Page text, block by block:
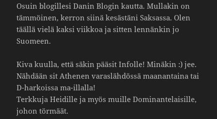
Osuin blogil­lesi Danin Blogin kautta. Mullakin on
tämmöinen, kerron siinä kesäs­täni Saksassa. Olen
täällä vielä kaksi viikkoa ja sitten lennänkin jo
Suomeen.
Kiva kuulla, että säkin pääsit Infolle! Minäkin :) jee.
Nähdään sit Athenen varas­läh­dössä maanan­taina tai
D-harkoissa ma-illalla!
Terk­kuja Heidille ja myös muille Domi­nan­te­lai­sille,
johon törmäät.